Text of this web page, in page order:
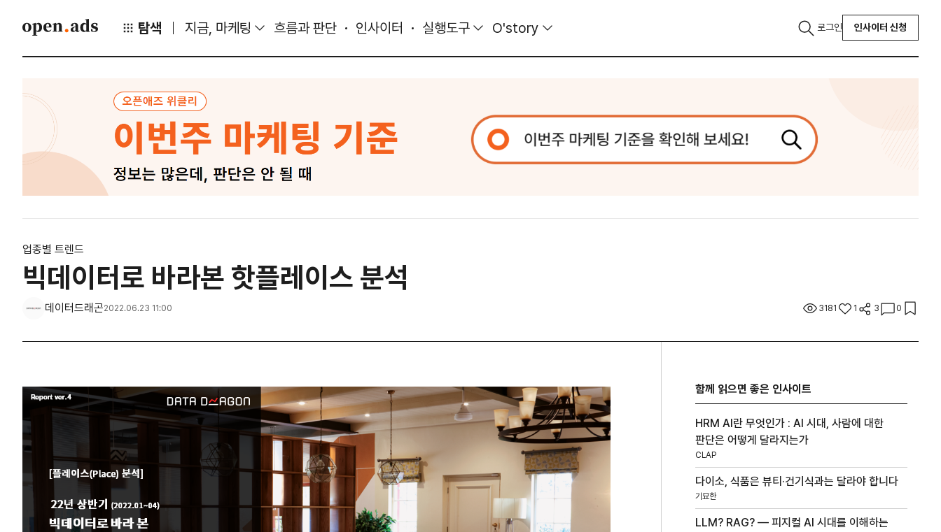
탐색 지금, 마케팅 흐름과 판단 인사이터 실행도구 O'story 로그인 인사이터 신청
업종별 트렌드
빅데이터로 바라본 핫플레이스 분석
데이터드래곤2022.06.23 11:00 3181 1 3 0
함께 읽으면 좋은 인사이트
HRM AI란 무엇인가 : AI 시대, 사람에 대한
판단은 어떻게 달라지는가
CLAP
다이소, 식품은 뷰티·건기식과는 달라야 합니다
기묘한
LLM? RAG? — 피지컬 AI 시대를 이해하는